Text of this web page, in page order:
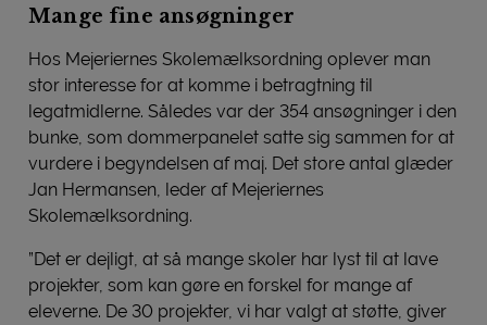
Mange fine ansøgninger
Hos Mejeriernes Skolemælksordning oplever man
stor interesse for at komme i betragtning til
legatmidlerne. Således var der 354 ansøgninger i den
bunke, som dommerpanelet satte sig sammen for at
vurdere i begyndelsen af maj. Det store antal glæder
Jan Hermansen, leder af Mejeriernes
Skolemælksordning.
”Det er dejligt, at så mange skoler har lyst til at lave
projekter, som kan gøre en forskel for mange af
eleverne. De 30 projekter, vi har valgt at støtte, giver